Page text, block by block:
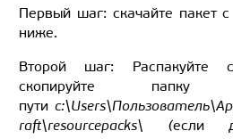
Первый шаг: скачайте пакет
ниже.
Второй шаг: Распакуйте
скопируйте папку
пути
raft\resourcepacks\ (если